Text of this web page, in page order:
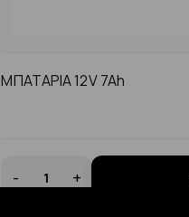
ΜΠΑΤΑΡΙΑ 12V 7Ah
- +